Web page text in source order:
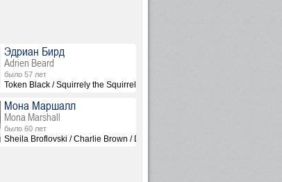
/ The Lollipop King / Centaur / Satyr / Hammer / Terrorist #1 /
Broflovski / Linda Stotch / Tom / M. Night Shyamalan / Suitcase /
Эдриан Бирд
Adrien Beard
было 57 лет
Token Black / Squirrely the Squirrel, озвучка
Мона Маршалл
Mona Marshall
было 60 лет
Sheila Broflovski / Charlie Brown / Dorothy / Woman in Audience / Judge